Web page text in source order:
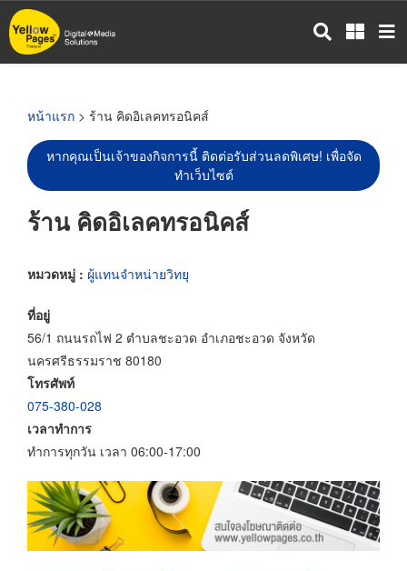
ข้าม
ไป
หน้าแรก > ร้าน คิดอิเลคทรอนิคส์
หากคุณเป็นเจ้าของกิจการนี้ ติดต่อรับส่วนลดพิเศษ! เพื่อจัด
ทำเว็บไซต์
ร้าน คิดอิเลคทรอนิคส์
หมวดหมู่ : ผู้แทนจำหน่ายวิทยุ
ที่อยู่
56/1 ถนนรถไฟ 2 ตำบลชะอวด อำเภอชะอวด จังหวัด
นครศรีธรรมราช 80180
โทรศัพท์
075-380-028
เวลาทำการ
ทำการทุกวัน เวลา 06:00-17:00